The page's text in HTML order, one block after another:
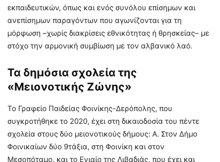
εκπαιδευτικών, όπως και ενός συνόλου επίσημων και
ανεπίσημων παραγόντων που αγωνίζονται για τη
μόρφωση –χωρίς διακρίσεις εθνικότητας ή θρησκείας– με
στόχο την αρμονική συμβίωση με τον αλβανικό λαό.
Τα δημόσια σχολεία της
«Μειονοτικής Ζώνης»
Το Γραφείο Παιδείας Φοινίκης-Δερόπολης, που
συγκροτήθηκε το 2020, έχει στη δικαιοδοσία του πέντε
σχολεία στους δύο μειονοτικούς δήμους: Α. Στον Δήμο
Φοινικαίων δύο 9τάξια, στη Φοινίκη και στον
Μεσοπόταμο, και το Ενιαίο της Λιβαδιάς, που έχει και